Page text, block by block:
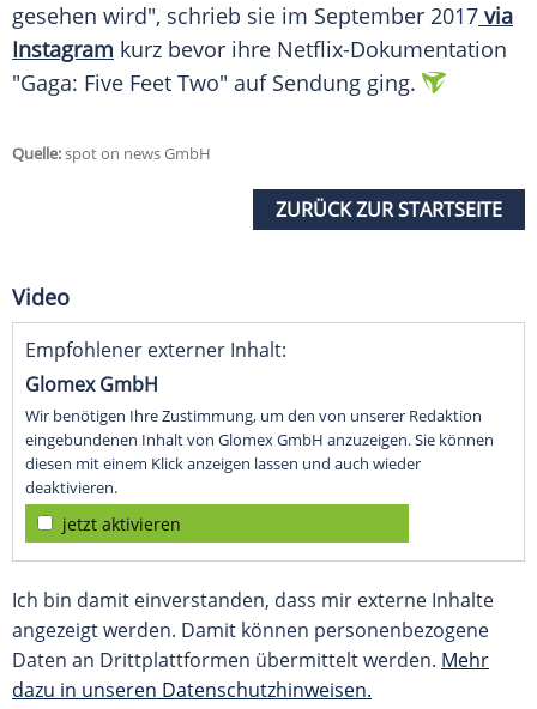
gesehen wird", schrieb sie im September 2017 via
Instagram kurz bevor ihre Netflix-Dokumentation
"Gaga: Five Feet Two" auf Sendung ging.
Quelle:spot on news GmbH
ZURÜCK ZUR STARTSEITE
Video
Empfohlener externer Inhalt:
Glomex GmbH
Wir benötigen Ihre Zustimmung, um den von unserer Redaktion
eingebundenen Inhalt von Glomex GmbH anzuzeigen. Sie können
diesen mit einem Klick anzeigen lassen und auch wieder
deaktivieren.
jetzt aktivieren
Ich bin damit einverstanden, dass mir externe Inhalte
angezeigt werden. Damit können personenbezogene
Daten an Drittplattformen übermittelt werden. Mehr
dazu in unseren Datenschutzhinweisen.